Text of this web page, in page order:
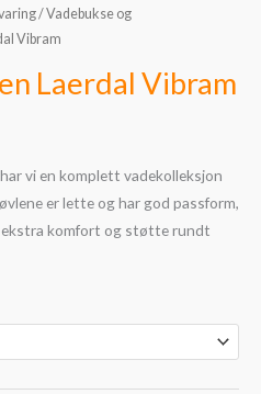
/Vadebukse og
Vibram
Laerdal Vibram
vi en komplett vadekolleksjon
er lette og har god passform,
ekstra komfort og støtte rundt